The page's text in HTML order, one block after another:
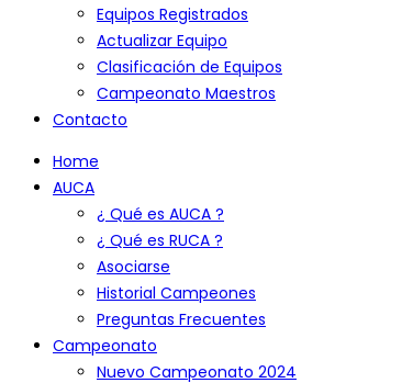
Equipos Registrados
Actualizar Equipo
Clasificación de Equipos
Campeonato Maestros
Contacto
Home
AUCA
¿ Qué es AUCA ?
¿ Qué es RUCA ?
Asociarse
Historial Campeones
Preguntas Frecuentes
Campeonato
Nuevo Campeonato 2024